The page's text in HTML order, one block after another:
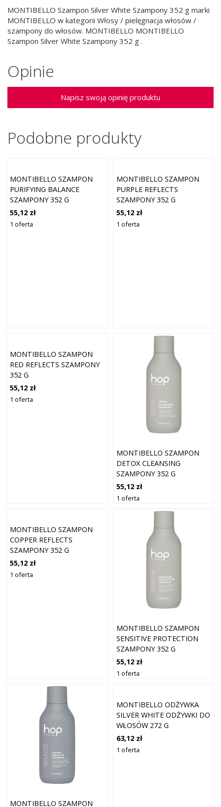
MONTIBELLO Szampon Silver White Szampony 352 g marki
MONTIBELLO w kategorii Włosy / pielęgnacja włosów /
szampony do włosów. MONTIBELLO MONTIBELLO
Szampon Silver White Szampony 352 g .
Opinie
Napisz swoją opinię produktu
Podobne produkty
MONTIBELLO SZAMPON
PURIFYING BALANCE
SZAMPONY 352 G
55,12 zł
1 oferta
MONTIBELLO SZAMPON
PURPLE REFLECTS
SZAMPONY 352 G
55,12 zł
1 oferta
MONTIBELLO SZAMPON
RED REFLECTS SZAMPONY
352 G
55,12 zł
1 oferta
MONTIBELLO SZAMPON
DETOX CLEANSING
SZAMPONY 352 G
55,12 zł
1 oferta
MONTIBELLO SZAMPON
COPPER REFLECTS
SZAMPONY 352 G
55,12 zł
1 oferta
MONTIBELLO SZAMPON
SENSITIVE PROTECTION
SZAMPONY 352 G
55,12 zł
1 oferta
MONTIBELLO SZAMPON
MONTIBELLO ODŻYWKA
SILVER WHITE ODŻYWKI DO
WŁOSÓW 272 G
63,12 zł
1 oferta